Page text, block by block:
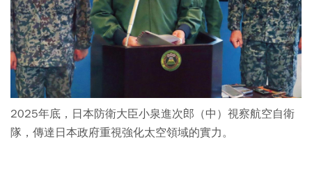
2025年底，日本防衛大臣小泉進次郎（中）視察航空自衛
隊，傳達日本政府重視強化太空領域的實力。